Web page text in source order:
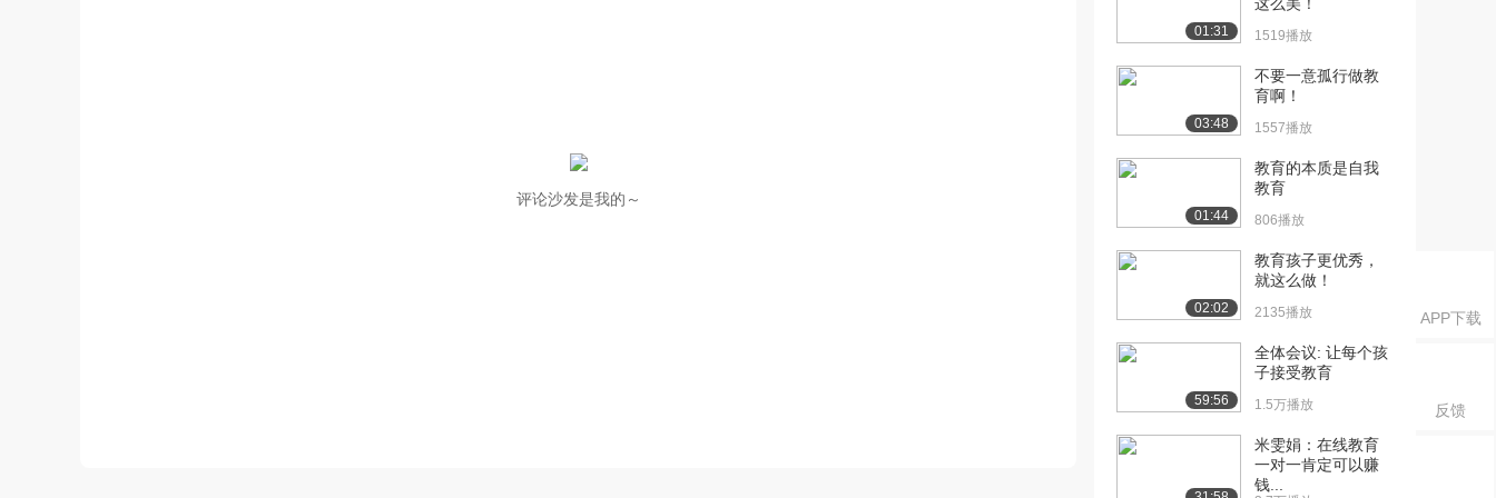
APP下载
反馈
评论沙发是我的～
01:31 1519播放
03:48
不要一意孤行做教
育啊！
1557播放
01:44
教育的本质是自我
教育
806播放
02:02
教育孩子更优秀，
就这么做！
2135播放
59:56
全体会议: 让每个孩
子接受教育
1.5万播放
米雯娟：在线教育
一对一肯定可以赚
钱...